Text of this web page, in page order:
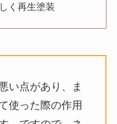
く再生塗装
い点があり、ま
使った際の作用